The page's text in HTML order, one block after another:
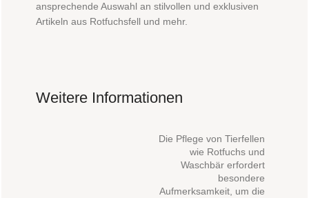
ansprechende Auswahl an stilvollen und exklusiven
Artikeln aus Rotfuchsfell und mehr.
Weitere Informationen
Die Pflege von Tierfellen
wie Rotfuchs und
Waschbär erfordert
besondere
Aufmerksamkeit, um die